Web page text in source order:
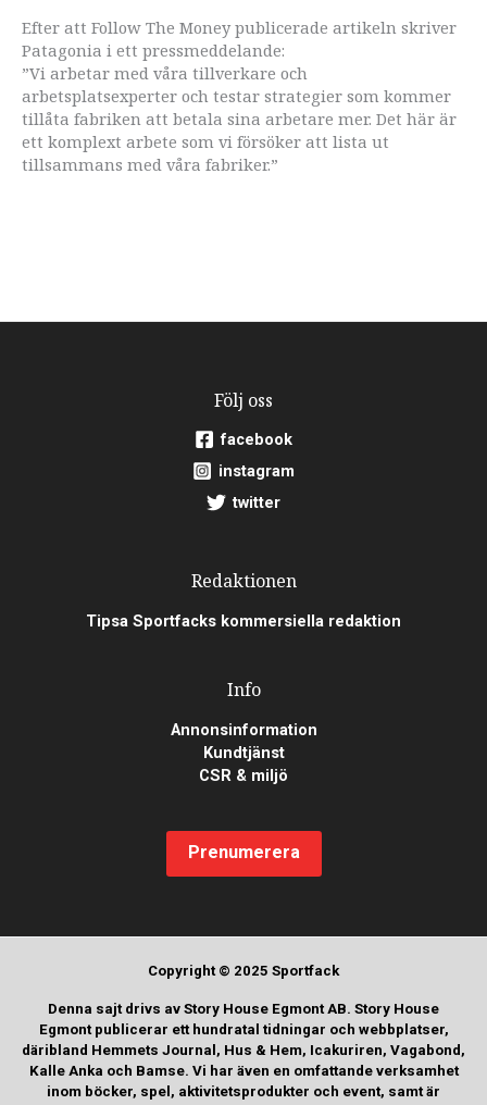
Efter att Follow The Money publicerade artikeln skriver
Patagonia i ett pressmeddelande:
”Vi arbetar med våra tillverkare och
arbetsplatsexperter och testar strategier som kommer
tillåta fabriken att betala sina arbetare mer. Det här är
ett komplext arbete som vi försöker att lista ut
tillsammans med våra fabriker.”
Följ oss
facebook
instagram
twitter
Redaktionen
Tipsa Sportfacks kommersiella redaktion
Info
Annonsinformation
Kundtjänst
CSR & miljö
Prenumerera
Copyright © 2025 Sportfack
Denna sajt drivs av Story House Egmont AB. Story House
Egmont publicerar ett hundratal tidningar och webbplatser,
däribland Hemmets Journal, Hus & Hem, Icakuriren, Vagabond,
Kalle Anka och Bamse. Vi har även en omfattande verksamhet
inom böcker, spel, aktivitetsprodukter och event, samt är